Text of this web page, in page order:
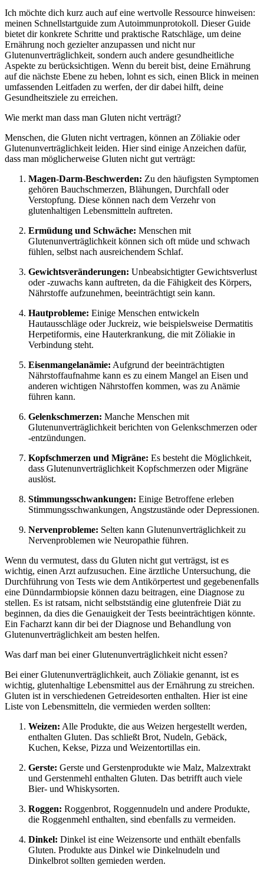
Ich möchte dich kurz auch auf eine wertvolle Ressource hinweisen:
meinen Schnellstartguide zum Autoimmunprotokoll. Dieser Guide
bietet dir konkrete Schritte und praktische Ratschläge, um deine
Ernährung noch gezielter anzupassen und nicht nur
Glutenunverträglichkeit, sondern auch andere gesundheitliche
Aspekte zu berücksichtigen. Wenn du bereit bist, deine Ernährung
auf die nächste Ebene zu heben, lohnt es sich, einen Blick in meinen
umfassenden Leitfaden zu werfen, der dir dabei hilft, deine
Gesundheitsziele zu erreichen.
Wie merkt man dass man Gluten nicht verträgt?
Menschen, die Gluten nicht vertragen, können an Zöliakie oder
Glutenunverträglichkeit leiden. Hier sind einige Anzeichen dafür,
dass man möglicherweise Gluten nicht gut verträgt:
Magen-Darm-Beschwerden: Zu den häufigsten Symptomen
gehören Bauchschmerzen, Blähungen, Durchfall oder
Verstopfung. Diese können nach dem Verzehr von
glutenhaltigen Lebensmitteln auftreten.
Ermüdung und Schwäche: Menschen mit
Glutenunverträglichkeit können sich oft müde und schwach
fühlen, selbst nach ausreichendem Schlaf.
Gewichtsveränderungen: Unbeabsichtigter Gewichtsverlust
oder -zuwachs kann auftreten, da die Fähigkeit des Körpers,
Nährstoffe aufzunehmen, beeinträchtigt sein kann.
Hautprobleme: Einige Menschen entwickeln
Hautausschläge oder Juckreiz, wie beispielsweise Dermatitis
Herpetiformis, eine Hauterkrankung, die mit Zöliakie in
Verbindung steht.
Eisenmangelanämie: Aufgrund der beeinträchtigten
Nährstoffaufnahme kann es zu einem Mangel an Eisen und
anderen wichtigen Nährstoffen kommen, was zu Anämie
führen kann.
Gelenkschmerzen: Manche Menschen mit
Glutenunverträglichkeit berichten von Gelenkschmerzen oder
-entzündungen.
Kopfschmerzen und Migräne: Es besteht die Möglichkeit,
dass Glutenunverträglichkeit Kopfschmerzen oder Migräne
auslöst.
Stimmungsschwankungen: Einige Betroffene erleben
Stimmungsschwankungen, Angstzustände oder Depressionen.
Nervenprobleme: Selten kann Glutenunverträglichkeit zu
Nervenproblemen wie Neuropathie führen.
Wenn du vermutest, dass du Gluten nicht gut verträgst, ist es
wichtig, einen Arzt aufzusuchen. Eine ärztliche Untersuchung, die
Durchführung von Tests wie dem Antikörpertest und gegebenenfalls
eine Dünndarmbiopsie können dazu beitragen, eine Diagnose zu
stellen. Es ist ratsam, nicht selbstständig eine glutenfreie Diät zu
beginnen, da dies die Genauigkeit der Tests beeinträchtigen könnte.
Ein Facharzt kann dir bei der Diagnose und Behandlung von
Glutenunverträglichkeit am besten helfen.
Was darf man bei einer Glutenunverträglichkeit nicht essen?
Bei einer Glutenunverträglichkeit, auch Zöliakie genannt, ist es
wichtig, glutenhaltige Lebensmittel aus der Ernährung zu streichen.
Gluten ist in verschiedenen Getreidesorten enthalten. Hier ist eine
Liste von Lebensmitteln, die vermieden werden sollten:
Weizen: Alle Produkte, die aus Weizen hergestellt werden,
enthalten Gluten. Das schließt Brot, Nudeln, Gebäck,
Kuchen, Kekse, Pizza und Weizentortillas ein.
Gerste: Gerste und Gerstenprodukte wie Malz, Malzextrakt
und Gerstenmehl enthalten Gluten. Das betrifft auch viele
Bier- und Whiskysorten.
Roggen: Roggenbrot, Roggennudeln und andere Produkte,
die Roggenmehl enthalten, sind ebenfalls zu vermeiden.
Dinkel: Dinkel ist eine Weizensorte und enthält ebenfalls
Gluten. Produkte aus Dinkel wie Dinkelnudeln und
Dinkelbrot sollten gemieden werden.